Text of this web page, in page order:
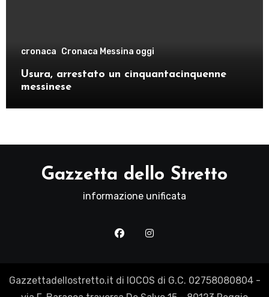
cronaca Cronaca Messina oggi
Usura, arrestato un cinquantacinquenne
messinese
Gazzetta dello Stretto
informazione unificata
Gazzettadellostretto.it di IOCOS di G.C. 02758080804 -